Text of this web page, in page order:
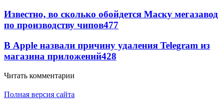
Известно, во сколько обойдется Маску мегазавод
по производству чипов477
В Apple назвали причину удаления Telegram из
магазина приложений428
Читать комментарии
Полная версия сайта